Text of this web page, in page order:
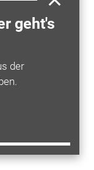
geht's
der
Schwelle von
erreicht. Erst
ist und
die Pflicht der
zu melden.
veröffentlicht.